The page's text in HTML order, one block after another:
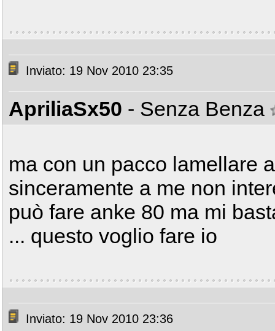
Inviato: 19 Nov 2010 23:35
ApriliaSx50 - Senza Benza
ma con un pacco lamellare
sinceramente a me non
può fare anke 80 ma mi
... questo voglio fare io
Inviato: 19 Nov 2010 23:36